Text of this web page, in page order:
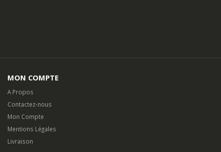
MON COMPTE
A Propos
Contactez-nous
Mon Compte
Mentions Légales
Livraison